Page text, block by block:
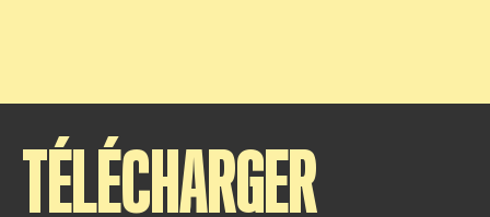
TÉLÉCHARGER